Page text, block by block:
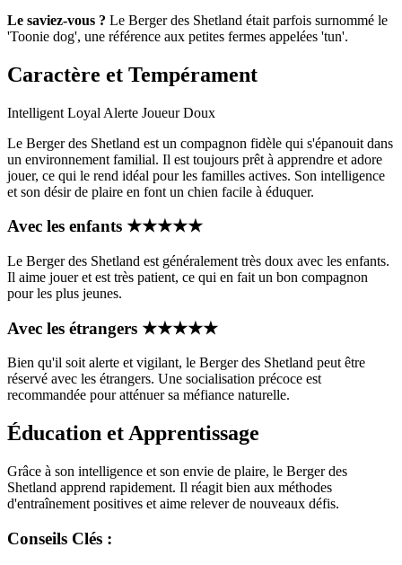
Le saviez-vous ? Le Berger des Shetland était parfois surnommé le
'Toonie dog', une référence aux petites fermes appelées 'tun'.
Caractère et Tempérament
Intelligent Loyal Alerte JoueurDoux
Le Berger des Shetland est un compagnon fidèle qui s'épanouit dans
un environnement familial. Il est toujours prêt à apprendre et adore
jouer, ce qui le rend idéal pour les familles actives. Son intelligence
et son désir de plaire en font un chien facile à éduquer.
Avec les enfants ★★★★★
Le Berger des Shetland est généralement très doux avec les enfants.
Il aime jouer et est très patient, ce qui en fait un bon compagnon
pour les plus jeunes.
Avec les étrangers ★★★★★
Bien qu'il soit alerte et vigilant, le Berger des Shetland peut être
réservé avec les étrangers. Une socialisation précoce est
recommandée pour atténuer sa méfiance naturelle.
Éducation et Apprentissage
Grâce à son intelligence et son envie de plaire, le Berger des
Shetland apprend rapidement. Il réagit bien aux méthodes
d'entraînement positives et aime relever de nouveaux défis.
Conseils Clés :